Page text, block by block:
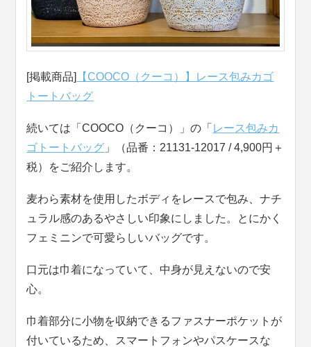
[掲載商品]
【COOCO（クーコ）】レース包みカゴ
トートバッグ
続いては「COOCO（クーコ）」の「 レース包みカ
ゴトートバッグ 」（品番：21131-12017 / 4,900円＋
税）をご紹介します。
麦わら素材を使用したボディをレースで包み、ナチ
ュラル感のあるやさしい印象にしました。とにかく
フェミニンで可愛らしいバッグです。
口元は巾着になっていて、中身が見えないので安
心。
巾着部分に小物を収納できるファスナーポケットが
付いているため、スマートフォンやパスケースな